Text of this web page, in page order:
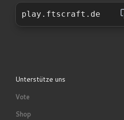
play.ftscraft.de
Unterstütze uns
Vote
Shop